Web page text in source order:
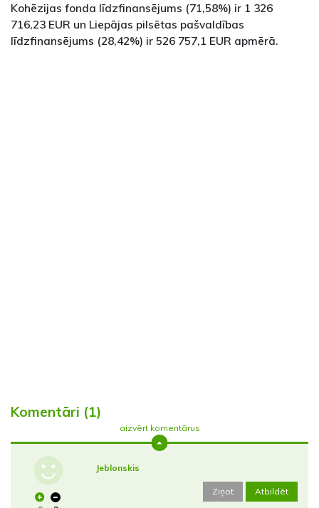
Kohēzijas fonda līdzfinansējums (71,58%) ir 1 326
716,23 EUR un Liepājas pilsētas pašvaldības
līdzfinansējums (28,42%) ir 526 757,1 EUR apmērā.
Komentāri (1)
aizvērt komentārus
Jeblonskis
Ziņot Atbildēt